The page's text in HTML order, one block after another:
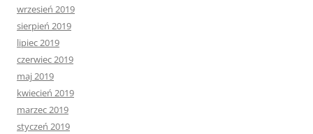
wrzesień 2019
sierpień 2019
lipiec 2019
czerwiec 2019
maj 2019
kwiecień 2019
marzec 2019
styczeń 2019